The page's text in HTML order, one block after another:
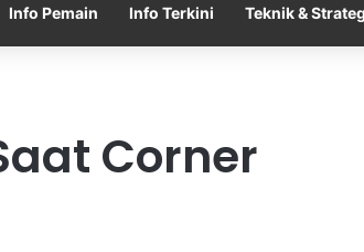
Info Pemain Info Terkini Teknik &
Corner